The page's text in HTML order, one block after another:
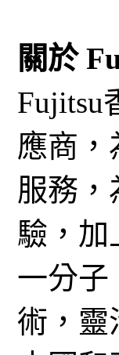
關於
Fujitsu
應商，
服務，
驗，加
一分子
術，靈